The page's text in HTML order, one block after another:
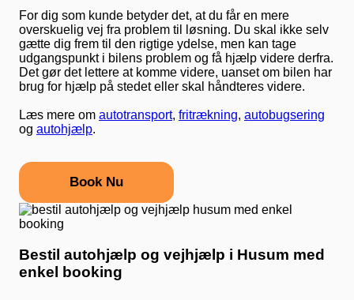
For dig som kunde betyder det, at du får en mere
overskuelig vej fra problem til løsning. Du skal ikke selv
gætte dig frem til den rigtige ydelse, men kan tage
udgangspunkt i bilens problem og få hjælp videre derfra.
Det gør det lettere at komme videre, uanset om bilen har
brug for hjælp på stedet eller skal håndteres videre.
Læs mere om autotransport, fritrækning, autobugsering
og autohjælp.
Book Nu
Bestil autohjælp og vejhjælp i Husum med
enkel booking